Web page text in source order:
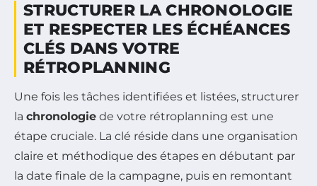
STRUCTURER LA CHRONOLOGIE
ET RESPECTER LES ÉCHÉANCES
CLÉS DANS VOTRE
RÉTROPLANNING
Une fois les tâches identifiées et listées, structurer
la chronologie de votre rétroplanning est une
étape cruciale. La clé réside dans une organisation
claire et méthodique des étapes en débutant par
la date finale de la campagne, puis en remontant